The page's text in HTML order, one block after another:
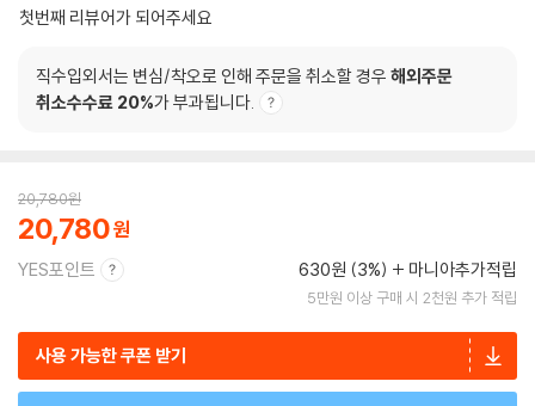
첫번째 리뷰어가 되어주세요
직수입외서는 변심/착오로 인해 주문을 취소할 경우 해외주문
취소수수료 20%가 부과됩니다.
20,780원
20,780
YES포인트 630원 (3%) 마니아추가적립
5만원 이상 구매 시 2천원 추가 적립
사용 가능한 쿠폰 받기